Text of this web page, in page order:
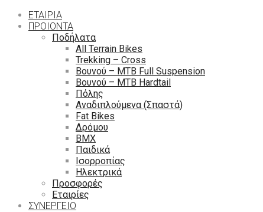
ΕΤΑΙΡΙΑ
ΠΡΟΙΟΝΤΑ
Ποδήλατα
All Terrain Bikes
Trekking – Cross
Βουνού – MTB Full Suspension
Βουνού – MTB Hardtail
Πόλης
Αναδιπλούμενα (Σπαστά)
Fat Bikes
Δρόμου
ΒΜΧ
Παιδικά
Ισορροπίας
Ηλεκτρικά
Προσφορές
Εταιρίες
ΣΥΝΕΡΓΕΙΟ